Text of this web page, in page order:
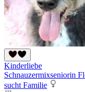
Kinderliebe
Schnauzermixseniorin
sucht Familie